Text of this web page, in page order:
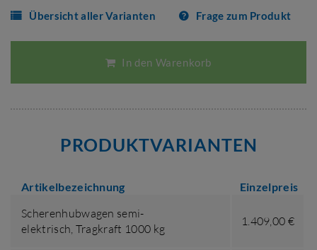
Übersicht aller Varianten Frage zum Produkt
In den Warenkorb
PRODUKTVARIANTEN
Artikelbezeichnung Einzelpreis
Scherenhubwagen semi-
elektrisch, Tragkraft 1000 kg
1.409,00 €